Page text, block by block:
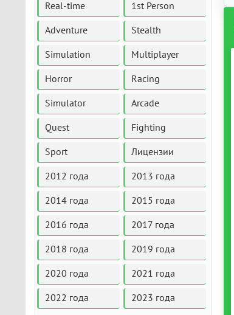
Real-time 1st Person
Adventure Stealth
Simulation Multiplayer
Horror Racing
Simulator Arcade
Quest Fighting
Sport Лицензии
2012 года 2013 года
2014 года 2015 года
2016 года 2017 года
2018 года 2019 года
2020 года 2021 года
2022 года 2023 года